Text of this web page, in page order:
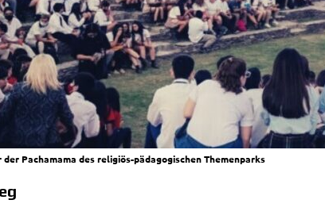
Pacha­ma­ma des reli­gi­ös-päd­ago­gi­schen Themenparks